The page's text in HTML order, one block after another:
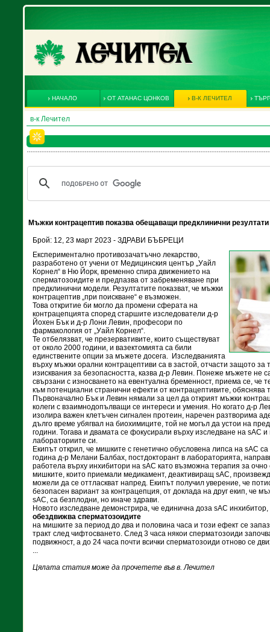
НАЧАЛО ОТ АТАНАС ЦОНКОВ В-К ЛЕЧИТЕЛ
в-к Лечител
Мъжки контрацептив показва обещаващи предклинични резултати
Брой: 12, 23 март 2023 - ЗДРАВИ БЪБРЕЦИ
Експериментално противозачатъчно лекарство,
разработено от учени от Медицинския център „Уайл
Корнел“ в Ню Йорк, временно спира движението на
сперматозоидите и предпазва от забременяване при
предклинични модели. Резултатите показват, че мъжки
контрацептив „при поискване“ е възможен.
Това откритие би могло да промени сферата на
контрацепцията според старшите изследователи д-р
Йохен Бък и д-р Лони Левин, професори по
фармакология от „Уайл Корнел“.
Те отбелязват, че презервативите, които съществуват
от около 2000 години, и вазектомията са били
единствените опции за мъжете досега. Изследванията
върху мъжки орални контрацептиви са в застой, отчасти защото за
изисквания за безопасността, казва д-р Левин. Понеже мъжете не
свързани с износването на евентуална бременност, приема се, че
към потенциални странични ефекти от контрацептивите, обяснява
Първоначално Бък и Левин нямали за цел да открият мъжки
колеги с взаимнодопълващи се интереси и умения. Но когато д-р
изолира важен клетъчен сигнален протеин, наречен разтворима
дълго време убягвал на биохимиците, той не могъл да устои на
години. Тогава и двамата се фокусирали върху изследване на sAC
лабораториите си.
Екипът открил, че мишките с генетично обусловена липса на sAC
година д-р Мелани Балбах, постдокторант в лабораторията,
работела върху инхибитори на sAC като възможна терапия за очно
мишките, които приемали медикамент, деактивиращ sAC,
можели да се оттласкват напред. Екипът получил уверение, че
безопасен вариант за контрацепция, от доклада на друг екип, че
sAC, са безплодни, но иначе здрави.
Новото изследване демонстрира, че единична доза sAC
обездвижва сперматозоидите
на мишките за период до два и половина часа и този ефект се
тракт след чифтосването. След 3 часа някои сперматозоиди
подвижност, а до 24 часа почти всички сперматозоиди отново се
...
Цялата статия може да прочетете във в. Лечител